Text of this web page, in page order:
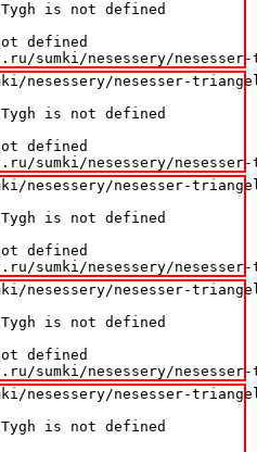
Tygh is not defined
defined
sumki/nesessery/
nesessery/nesesser-
Tygh is not defined
defined
sumki/nesessery/
nesessery/nesesser-
Tygh is not defined
defined
sumki/nesessery/
nesessery/nesesser-
Tygh is not defined
defined
sumki/nesessery/
nesessery/nesesser-
Tygh is not defined